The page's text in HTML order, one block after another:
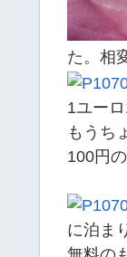
た。相
1ユー
もうち
100円
に泊ま